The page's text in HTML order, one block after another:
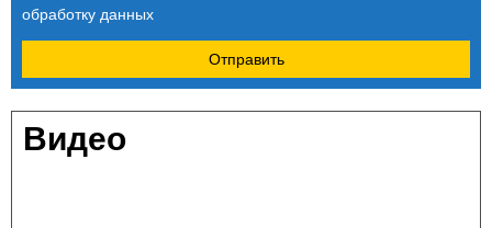
обработку данных
Отправить
Видео